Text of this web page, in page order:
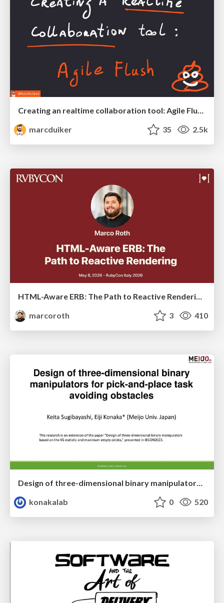
Creating an realtime collaboration tool: Agile Flush - .NET Oxford
marcduiker
35 2.5k
HTML-Aware ERB: The Path to Reactive Rendering @ RubyCon 2026, Rimini, Italy
marcoroth
3 410
Design of three-dimensional binary manipulators for pick-and-place task avoiding obstacles (IECON2024)
konakalab
0 520